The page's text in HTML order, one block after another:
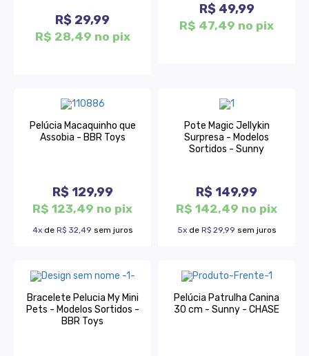
R$ 29,99
R$ 28,49 no pix
R$ 49,99
R$ 47,49 no pix
Pelúcia Macaquinho que
Assobia - BBR Toys
R$ 129,99
R$ 123,49 no pix
4xde R$ 32,49 sem juros
Pote Magic Jellykin
Surpresa - Modelos
Sortidos - Sunny
R$ 149,99
R$ 142,49 no pix
5xde R$ 29,99 sem juros
Bracelete Pelucia My Mini
Pets - Modelos Sortidos -
BBR Toys
Pelúcia Patrulha Canina
30 cm - Sunny - CHASE